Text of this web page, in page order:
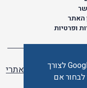
האתר
ופרטיות
מזור -
בניית אתרי
האתר שלנו משתמש בעוגיות של Google לצורך
אם